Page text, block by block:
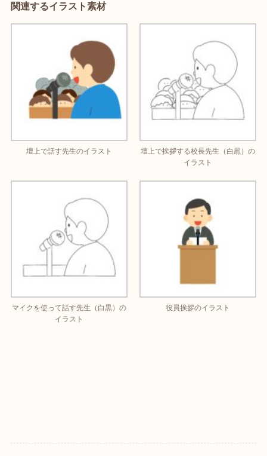
関連するイラスト素材
壇上で話す先生のイラスト
壇上で挨拶する校長先生（白黒）の
イラスト
マイクを使って話す先生（白黒）の
イラスト
役員挨拶のイラスト